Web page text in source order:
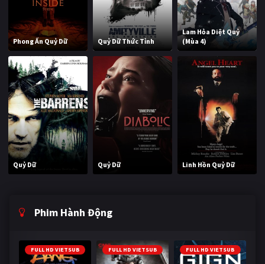
Phong Ấn Quỷ Dữ Quỷ Dữ Thức Tỉnh
Lam Hỏa Diệt Quỷ
(Mùa 4)
Quỷ Dữ Quỷ Dữ Linh Hồn Quỷ Dữ
Phim Hành Động
FULL HD VIETSUB FULL HD VIETSUB FULL HD VIETSUB